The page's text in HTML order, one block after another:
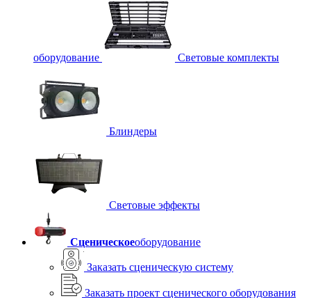
оборудование Световые комплекты
Блиндеры
Световые эффекты
Сценическоеоборудование
Заказать сценическую систему
Заказать проект сценического оборудования